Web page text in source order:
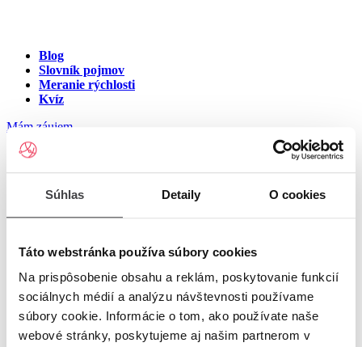
Súhlas Detaily O cookies
Táto webstránka používa súbory cookies
Na prispôsobenie obsahu a reklám, poskytovanie funkcií
sociálnych médií a analýzu návštevnosti používame
súbory cookie. Informácie o tom, ako používate naše
webové stránky, poskytujeme aj našim partnerom v
Blog
Slovník pojmov
Meranie rýchlosti
Kvíz
Mám záujem
Internet na ulici Diel, Kokava
nad Rimavicou
Zadajte číslo vchodu pre zobrazenie ponuky internetu v meste
Zadajte číslo domu/vchodupre zobrazenie ponuky internetu v
lokalite Kokava nad Rimavicou